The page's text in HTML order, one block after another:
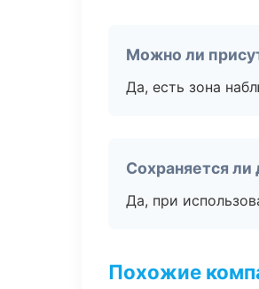
Можно ли
Да, есть зона
Сохраняется ли
Да, при
Похожие